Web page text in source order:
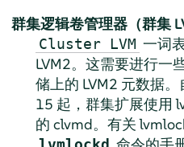
群集逻辑卷管理器（群集
Cluster LVM 一词
LVM2。这需要进行一
储上的 LVM2 元数据。
15 起，群集扩展使用
的 clvmd。有关